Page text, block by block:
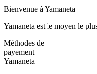
Bienvenue à Yamaneta
Yamaneta est le moyen le
Méthodes de
payement
Yamaneta